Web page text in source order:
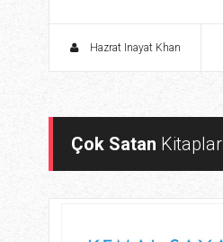
Hazrat Inayat Khan
Çok Satan Kitaplar